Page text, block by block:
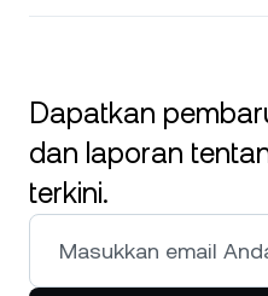
Dapatkan
dan laporan
terkini.